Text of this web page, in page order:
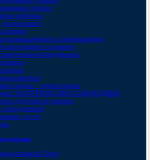
трещин
отрезные
топпинга
промышленные и пресепараторы
внутреннего сгорания
оборудование
садово - строительные
ЭЛЕКТРИЧЕСКИЕ САМОХОДНЫЕ
для тачек и тележек
оборудование
услуги
аппараты Chnye